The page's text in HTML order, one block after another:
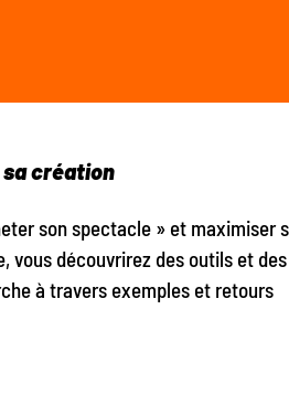
sa création
son spectacle » et maximiser
vous découvrirez des outils et des
à travers exemples et retours